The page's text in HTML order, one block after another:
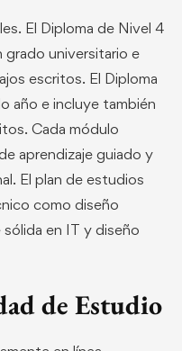
El Diploma de Nivel 4
grado universitario e
escritos. El Diploma
año e incluye también
Cada módulo
aprendizaje guiado y
El plan de estudios
como diseño
en IT y diseño
de Estudio